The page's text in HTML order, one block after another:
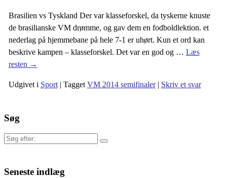
Brasilien vs Tyskland Der var klasseforskel, da tyskerne knuste
de brasilianske VM drømme, og gav dem en fodboldlektion. et
nederlag på hjemmebane på hele 7-1 er uhørt. Kun et ord kan
beskrive kampen – klasseforskel. Det var en god og … Læs
resten →
Udgivet i Sport| Tagget VM 2014 semifinaler| Skriv et svar
Søg
Søg
Seneste indlæg